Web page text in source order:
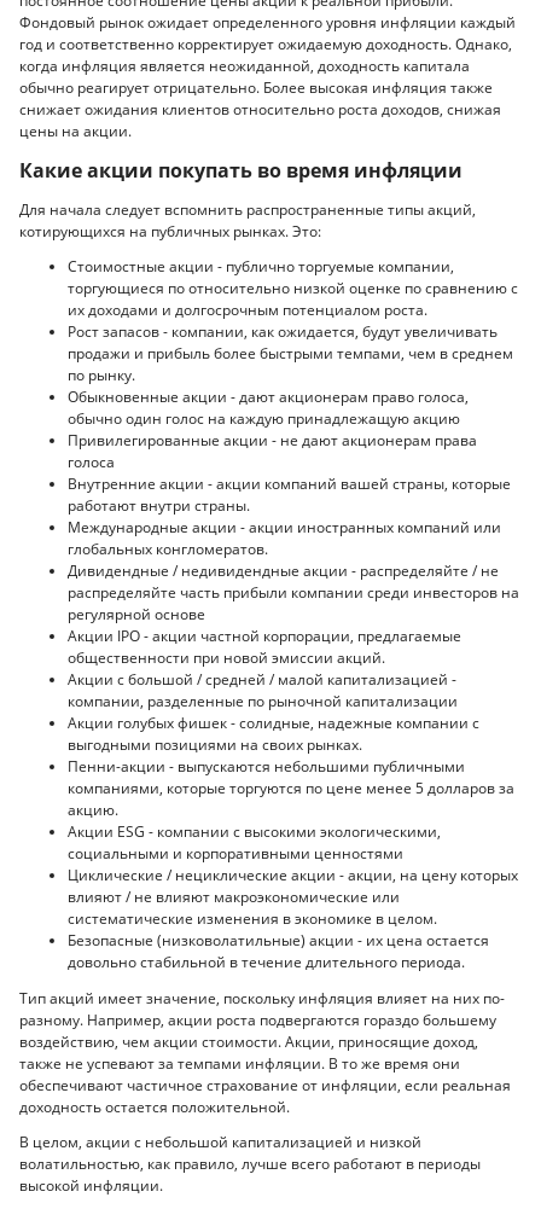
Фондовый рынок ожидает определенного уровня инфляции каждый
год и соответственно корректирует ожидаемую доходность. Однако,
когда инфляция является неожиданной, доходность капитала
обычно реагирует отрицательно. Более высокая инфляция также
снижает ожидания клиентов относительно роста доходов, снижая
цены на акции.
Какие акции покупать во время инфляции
Для начала следует вспомнить распространенные типы акций,
котирующихся на публичных рынках. Это:
Стоимостные акции - публично торгуемые компании,
торгующиеся по относительно низкой оценке по сравнению с
их доходами и долгосрочным потенциалом роста.
Рост запасов - компании, как ожидается, будут увеличивать
продажи и прибыль более быстрыми темпами, чем в среднем
по рынку.
Обыкновенные акции - дают акционерам право голоса,
обычно один голос на каждую принадлежащую акцию
Привилегированные акции - не дают акционерам права
голоса
Внутренние акции - акции компаний вашей страны, которые
работают внутри страны.
Международные акции - акции иностранных компаний или
глобальных конгломератов.
Дивидендные / недивидендные акции - распределяйте / не
распределяйте часть прибыли компании среди инвесторов на
регулярной основе
Акции IPO - акции частной корпорации, предлагаемые
общественности при новой эмиссии акций.
Акции с большой / средней / малой капитализацией -
компании, разделенные по рыночной капитализации
Акции голубых фишек - солидные, надежные компании с
выгодными позициями на своих рынках.
Пенни-акции - выпускаются небольшими публичными
компаниями, которые торгуются по цене менее 5 долларов за
акцию.
Акции ESG - компании с высокими экологическими,
социальными и корпоративными ценностями
Циклические / нециклические акции - акции, на цену которых
влияют / не влияют макроэкономические или
систематические изменения в экономике в целом.
Безопасные (низковолатильные) акции - их цена остается
довольно стабильной в течение длительного периода.
Тип акций имеет значение, поскольку инфляция влияет на них по-
разному. Например, акции роста подвергаются гораздо большему
воздействию, чем акции стоимости. Акции, приносящие доход,
также не успевают за темпами инфляции. В то же время они
обеспечивают частичное страхование от инфляции, если реальная
доходность остается положительной.
В целом, акции с небольшой капитализацией и низкой
волатильностью, как правило, лучше всего работают в периоды
высокой инфляции.